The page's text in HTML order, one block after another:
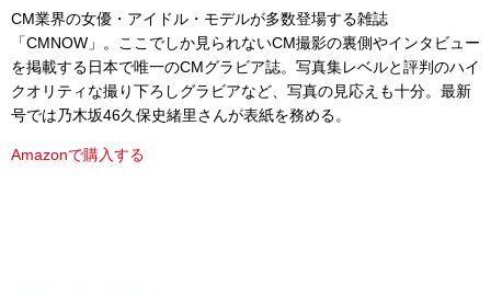
CM業界の女優・アイドル・モデルが多数登場する雑誌
「CMNOW」。ここでしか見られないCM撮影の裏側やインタビュー
を掲載する日本で唯一のCMグラビア誌。写真集レベルと評判のハイ
クオリティな撮り下ろしグラビアなど、写真の見応えも十分。最新
号では乃木坂46久保史緒里さんが表紙を務める。
Amazonで購入する